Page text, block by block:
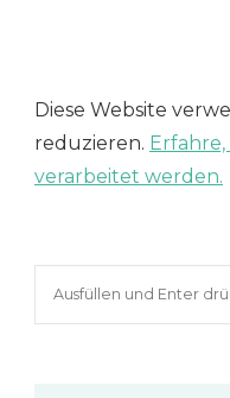
Diese Website
reduzieren.
verarbeitet werden.